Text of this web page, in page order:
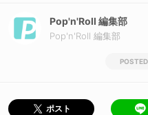
Pop'n'Roll 編集部
Pop'n'Roll 編集部
ポスト